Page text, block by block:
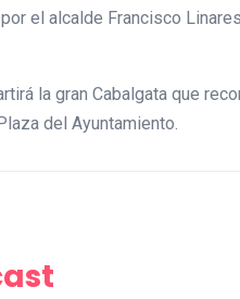
el alcalde Francisco
la gran Cabalgata que
del Ayuntamiento.